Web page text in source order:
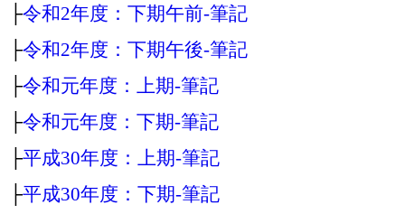
├令和2年度：下期午前‐筆記
├令和2年度：下期午後‐筆記
├令和元年度：上期‐筆記
├令和元年度：下期‐筆記
├平成30年度：上期‐筆記
├平成30年度：下期‐筆記